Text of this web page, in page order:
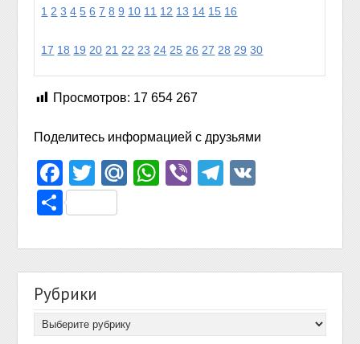
1 2 3 4 5 6 7 8 9 10 11 12 13 14 15 16
17 18 19 20 21 22 23 24 25 26 27 28 29 30
Просмотров: 17 654 267
Поделитесь информацией с друзьями
Facebook
TwitterMail.Ru
WhatsApp
ViberTelegram
Отправить
Рубрики